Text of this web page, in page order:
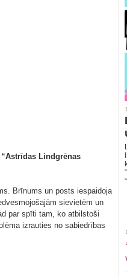
Lindgrēnas
Brīnums un posts iespaidoja
sievietēm un
par spīti tam, ko atbilstoši
izrauties no sabiedrības